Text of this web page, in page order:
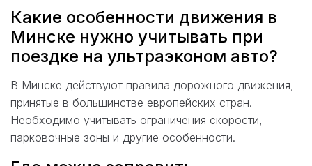
Какие особенности движения в
Минске нужно учитывать при
поездке на ультраэконом авто?
В Минске действуют правила дорожного движения,
принятые в большинстве европейских стран.
Необходимо учитывать ограничения скорости,
парковочные зоны и другие особенности.